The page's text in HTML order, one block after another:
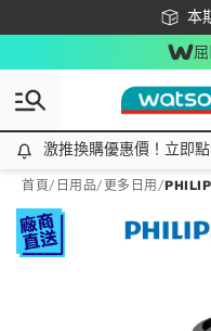
本
下
激推換購優惠價！立即點我
激推換購優惠價！立即
首頁/ 日用品/ 更多日用 /